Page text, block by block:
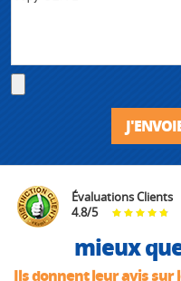
Évaluations Clients
4.8/5
mieux
Ils donnent leur avis sur